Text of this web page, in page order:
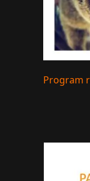
Program